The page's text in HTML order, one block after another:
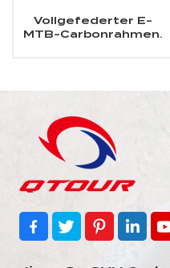
Vollgefederter E-
MTB-Carbonrahmen.